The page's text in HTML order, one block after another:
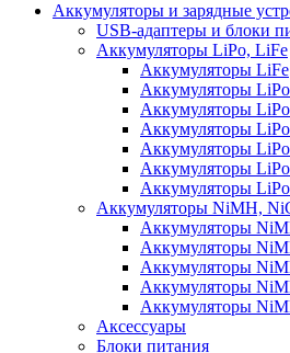
Аккумуляторы и зарядные
USB-адаптеры и блоки
Аккумуляторы LiPo, LiFe
Аккумуляторы LiFe
Аккумуляторы
Аккумуляторы
Аккумуляторы
Аккумуляторы
Аккумуляторы
Аккумуляторы
Аккумуляторы NiMH,
Аккумуляторы
Аккумуляторы
Аккумуляторы
Аккумуляторы
Аккумуляторы
Аксессуары
Блоки питания